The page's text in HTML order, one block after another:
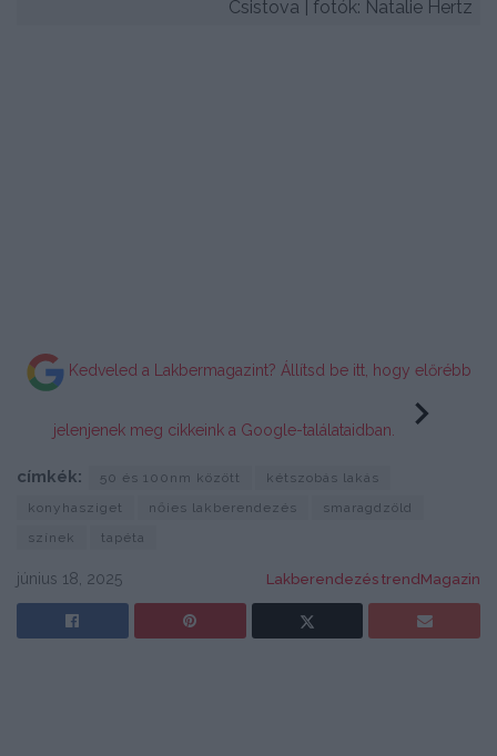
Csistova | fotók: Natalie Hertz
Kedveled a Lakbermagazint? Állítsd be itt, hogy előrébb
jelenjenek meg cikkeink a Google-találataidban.
címkék: 50 és 100nm között
kétszobás lakás
konyhasziget
nőies lakberendezés
smaragdzöld
színek
tapéta
június 18, 2025 Lakberendezés trendMagazin